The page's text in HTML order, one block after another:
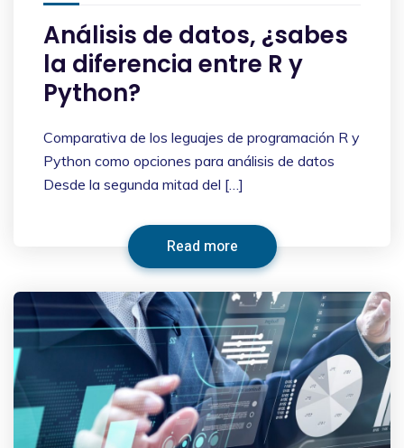
Análisis de datos, ¿sabes
la diferencia entre R y
Python?
Comparativa de los leguajes de programación R y
Python como opciones para análisis de datos
Desde la segunda mitad del […]
Read more